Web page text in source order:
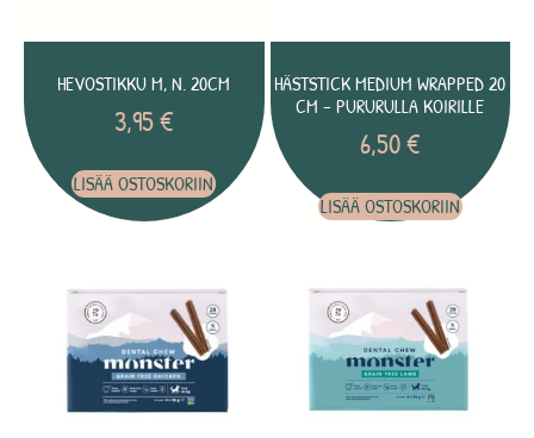
HEVOSTIKKU M, N. 20CM
3,95€
LISÄÄ OSTOSKORIIN
HÄSTSTICK MEDIUM WRAPPED 20
CM – PURURULLA KOIRILLE
6,50€
LISÄÄ OSTOSKORIIN